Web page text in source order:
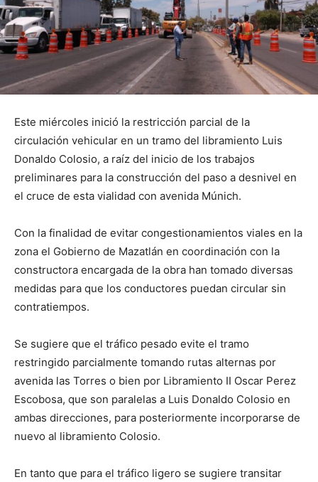
Este miércoles inició la restricción parcial de la
circulación vehicular en un tramo del libramiento Luis
Donaldo Colosio, a raíz del inicio de los trabajos
preliminares para la construcción del paso a desnivel en
el cruce de esta vialidad con avenida Múnich.
Con la finalidad de evitar congestionamientos viales en la
zona el Gobierno de Mazatlán en coordinación con la
constructora encargada de la obra han tomado diversas
medidas para que los conductores puedan circular sin
contratiempos.
Se sugiere que el tráfico pesado evite el tramo
restringido parcialmente tomando rutas alternas por
avenida las Torres o bien por Libramiento II Oscar Perez
Escobosa, que son paralelas a Luis Donaldo Colosio en
ambas direcciones, para posteriormente incorporarse de
nuevo al libramiento Colosio.
En tanto que para el tráfico ligero se sugiere transitar